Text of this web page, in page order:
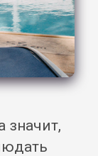
значит,